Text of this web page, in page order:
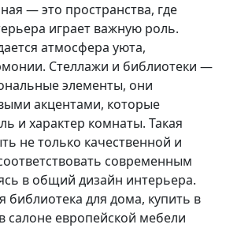
— это пространства, где
играет важную роль.
атмосфера уюта,
Стеллажи и библиотеки —
элементы, они
акцентами, которые
и характер комнаты. Такая
не только качественной и
современным
в общий дизайн интерьера.
библиотека для дома, купить в
салоне европейской мебели